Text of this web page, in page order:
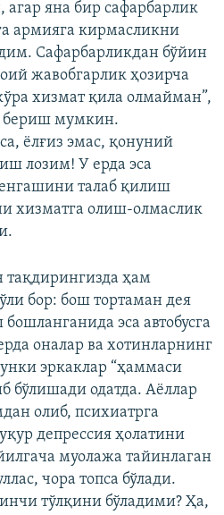
яна бир сафарбарлик
армияга кирмасликни
Сафарбарликдан бўйин
жавобгарлик ҳозирча
хизмат қила олмайман”,
бериш мумкин.
ёлғиз эмас, қонуний
лозим! У ерда эса
талаб қилиш
хизматга олиш-олмаслик
ҳам
бор: бош тортаман дея
эса автобусга
оналар ва хотинларнинг
эркаклар “ҳаммаси
бўлишади одатда. Аёллар
олиб, психиатрга
депрессия ҳолатини
муолажа тайинлаган
чора топса бўлади.
тўлқини бўладими? Ҳа,